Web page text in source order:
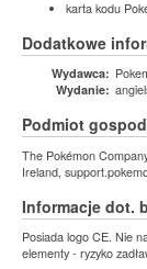
karta kodu
Dodatkowe
Wydawca:
Wydanie:
Podmiot
The Pokémon
Ireland,
Informacje dot.
Posiada logo CE. Nie
elementy - ryzyko